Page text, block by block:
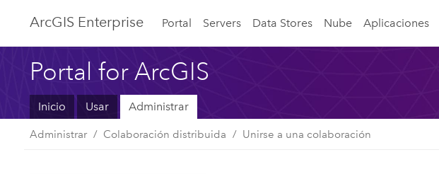
ArcGIS Enterprise Portal Servers Data Stores Nube Aplicaciones
Portal for ArcGIS
Inicio Usar Administrar
Administrar Colaboración distribuida Unirse a una colaboración